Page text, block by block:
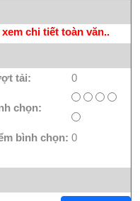
chi tiết toàn văn..
tải: 0
chọn:
bình chọn: 0